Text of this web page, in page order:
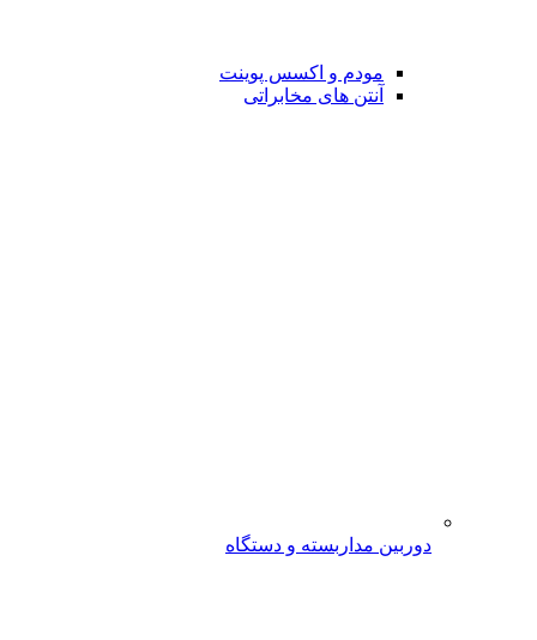
مودم و اکسس پوینت
آنتن های مخابراتی
دوربین مداربسته و دستگاه